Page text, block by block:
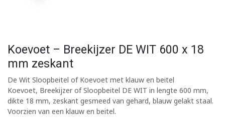
Koevoet – Breekijzer DE WIT 600 x 18
mm zeskant
De Wit Sloopbeitel of Koevoet met klauw en beitel
Koevoet, Breekijzer of Sloopbeitel DE WIT in lengte 600 mm,
dikte 18 mm, zeskant gesmeed van gehard, blauw gelakt staal.
Voorzien van een klauw en beitel.